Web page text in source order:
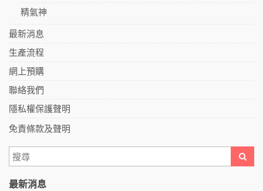
精氣神
最新消息
生產流程
網上預購
聯絡我們
隱私權保護聲明
免責條款及聲明
最新消息